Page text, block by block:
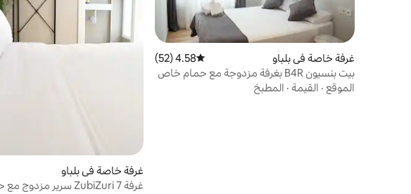
غرفة خاصة في بلباو متوسط التقييم 4.58 من 5، 52 مراجعات
4.58 (52)
بيت بنسيون B4R بغرفة مزدوجة مع حمام خاص
ومكيف هواء وخدمة الواي فاي
الموقع · القيمة · المطبخ
غرفة خاصة في بلباو
غرفة 7 ZubiZuri سرير مزدوج مع حمام كامل